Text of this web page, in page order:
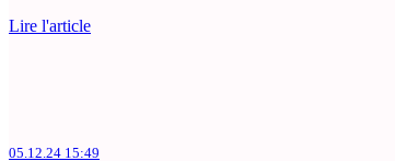
Lire l'article
05.12.24 15:49